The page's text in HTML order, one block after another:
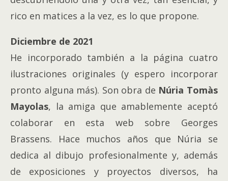
rico en matices a la vez, es lo que propone.
Diciembre de 2021
He incorporado también a la página cuatro
ilustraciones originales (y espero incorporar
pronto alguna más). Son obra de Núria Tomàs
Mayolas, la amiga que amablemente aceptó
colaborar en esta web sobre Georges
Brassens. Hace muchos años que Núria se
dedica al dibujo profesionalmente y, además
de exposiciones y proyectos diversos, ha